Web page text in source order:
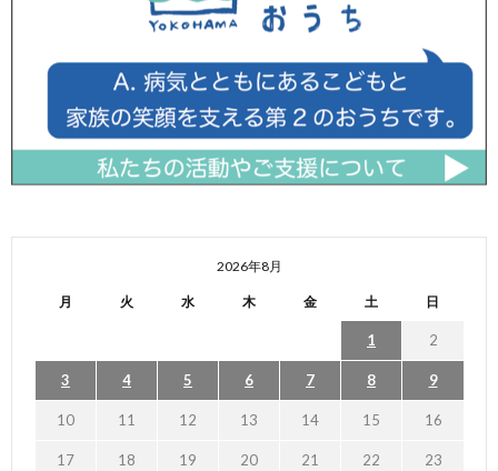
2026年8月
月 火 水 木 金 土 日
1 2
3 4 5 6 7 8 9
10 11 12 13 14 15 16
17 18 19 20 21 22 23